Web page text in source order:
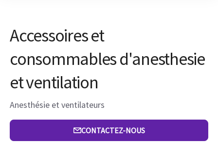
Accessoires et
consommables d'anesthesie
et ventilation
Anesthésie et ventilateurs
CONTACTEZ-NOUS